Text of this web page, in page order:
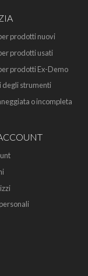
prodotti nuovi
prodotti usati
prodotti Ex-Demo
degli strumenti
o incompleta